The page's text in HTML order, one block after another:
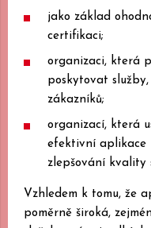
jako základ
certifikaci;
organizaci, která
poskytovat
zákazníků;
organizací, která
efektivní aplikace
zlepšování kvality
Vzhledem k tomu, že
poměrně široká,